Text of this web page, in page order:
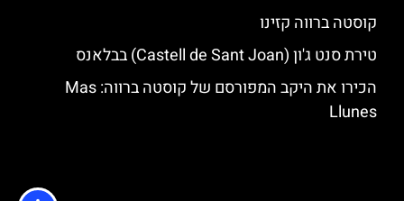
קוסטה ברווה קזינו
טירת סנט ג'ון (Castell de Sant Joan) בבלאנס
הכירו את היקב המפורסם של קוסטה ברווה: ‪‪Mas
Llunes‬‬